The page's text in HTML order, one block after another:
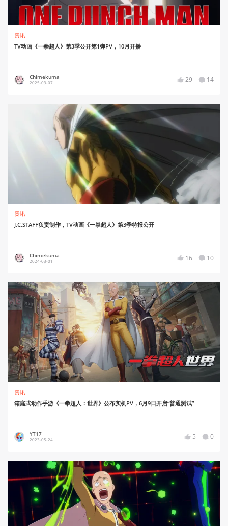
资讯
TV动画《一拳超人》第3季公开第1弹PV，10月开播
Chimekuma
2025-03-07 29 14
资讯
J.C.STAFF负责制作，TV动画《一拳超人》第3季特报公开
Chimekuma
2024-03-01 16 10
资讯
箱庭式动作手游《一拳超人：世界》公布实机PV，6月9日开启“普通测试”
YT17
2023-05-24 5 0